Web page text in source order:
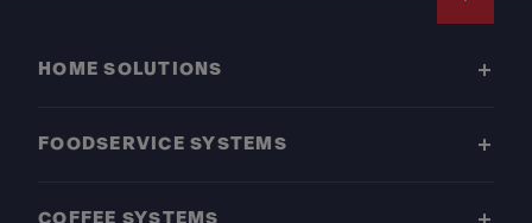
HOME SOLUTIONS
FOODSERVICE SYSTEMS
COFFEE SYSTEMS